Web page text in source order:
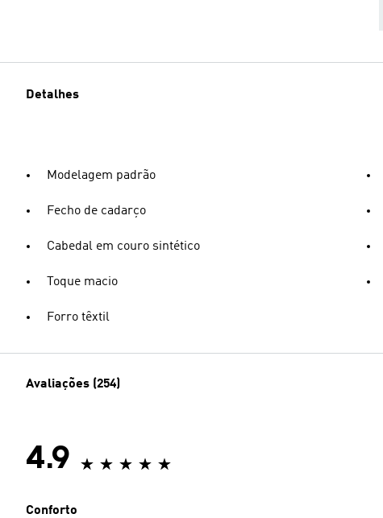
Detalhes
Modelagem padrão
Fecho de cadarço
Cabedal em couro sintético
Toque macio
Forro têxtil
Avaliações (254)
4.9
Conforto